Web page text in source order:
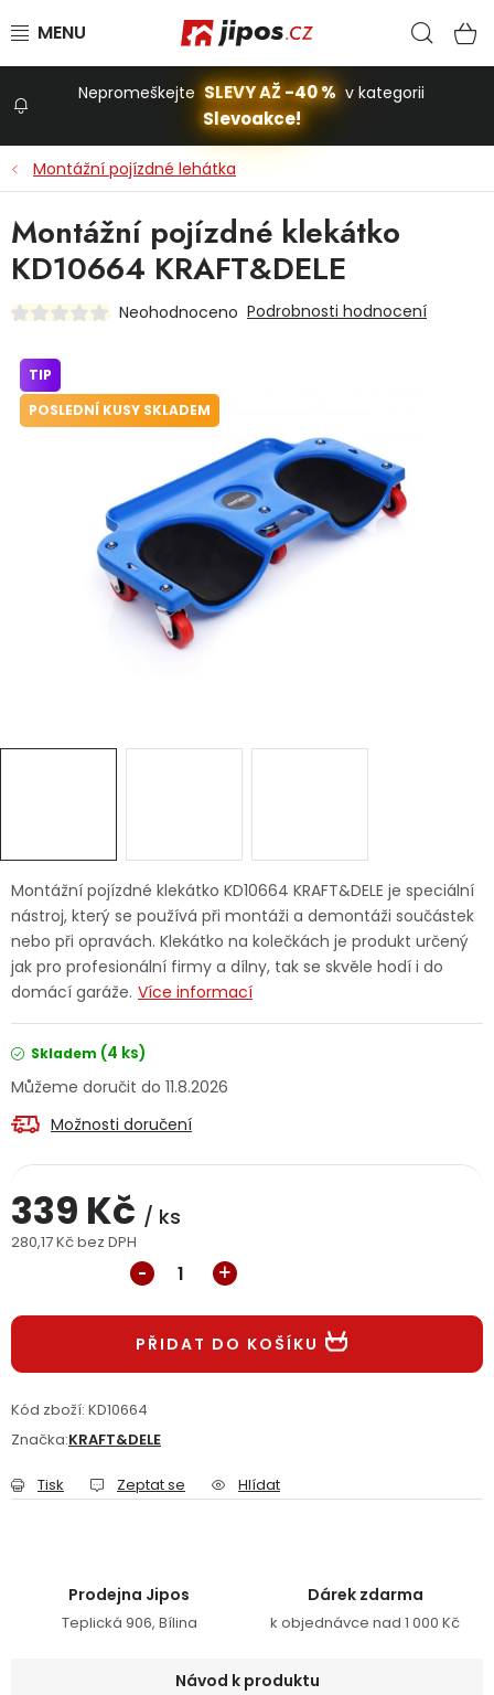
Stavba a dům
Domácnost
Dětská hřiště
Autodoplňky
Značky
Servis nářadí Hodnocení obchodu
Reklamační formulář Odstoupení ve lhůtě 14 dní
Obchodní podmínky Reklamační řád
Nepromeškejte SLEVY AŽ -40 % v kategorii
Slevoakce!
Montážní pojízdné lehátka
Montážní pojízdné klekátko KD10664 KRAFT&DELE je speciální
nástroj, který se používá při montáži a demontáži součástek
nebo při opravách. Klekátko na kolečkách je produkt určený
jak pro profesionální firmy a dílny, tak se skvěle hodí i do
domácí garáže. Více informací
Skladem (4 ks)
11.8.2026
Možnosti doručení
339 Kč / ks
280,17 Kč bez DPH
PŘIDAT DO KOŠÍKU
Kód zboží: KD10664
Značka:KRAFT&DELE
Tisk Zeptat se Hlídat
Montážní pojízdné klekátko
KD10664 KRAFT&DELE
Neohodnoceno Podrobnosti hodnocení
TIP
POSLEDNÍ KUSY SKLADEM
Prodejna Jipos
Teplická 906, Bílina
Dárek zdarma
k objednávce nad 1 000 Kč
Návod k produktu